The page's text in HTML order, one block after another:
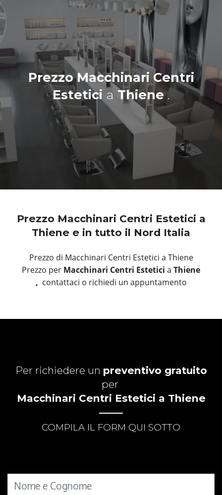
Prezzo Macchinari Centri
Estetici a Thiene.
Prezzo Macchinari Centri Estetici a
Thiene e in tutto il Nord Italia
Prezzo di Macchinari Centri Estetici a Thiene
Prezzo per Macchinari Centri Estetici a Thiene
, contattaci o richiedi un appuntamento
Per richiedere un preventivo gratuito
per
Macchinari Centri Estetici a Thiene
COMPILA IL FORM QUI SOTTO